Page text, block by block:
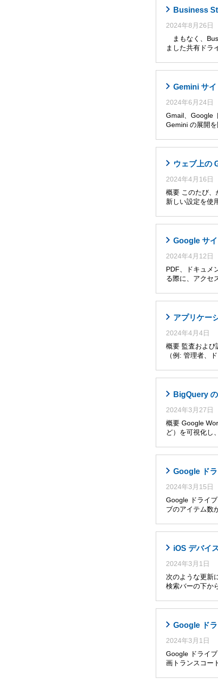
Business
2024年8月26日
まもなく、
ました共有ドラ
Gemini サ
2024年6月24日
Gmail、Google
Gemini の展開
ウェブ上の
2024年4月16日
概要 このたび、
新しい設定を使
Google サ
2024年4月12日
PDF、ドキュメ
る際に、アクセ
アプリケー
2024年4月4日
概要 監査および
（例: 管理者、
BigQuery
2024年3月27日
概要 Google
ど）を可視化し
Google ド
2024年3月15日
Google ドライ
ブのアイテム数
iOS デバイ
2024年3月1日
次のような更新
検索バーの下か
Google ド
2024年3月1日
Google ドライ
画トランスコー